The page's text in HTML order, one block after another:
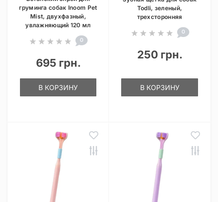
груминга собак Inoom Pet
Mist, двухфазный,
увлажняющий 120 мл
0
695 грн.
В КОРЗИНУ
Todli, зеленый,
трехсторонняя
0
250 грн.
В КОРЗИНУ